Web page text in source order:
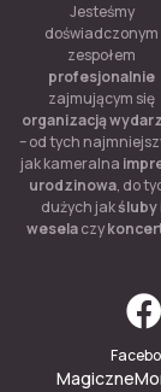
Jesteśmy
doświadczonym
zespołem
profesjonalnie
zajmującym się
organizacją
– od tych
jak kameralna
urodzinowa, do
dużych jakślubyi
weselaczy